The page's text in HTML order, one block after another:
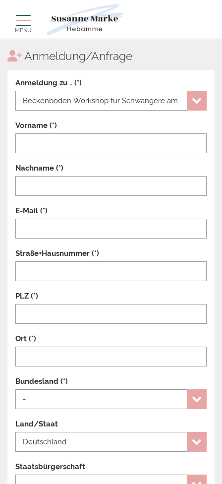
Toggle navigation
MENU
Anmeldung/Anfrage
Anmeldung zu .. (*)
Vorname (*)
Nachname (*)
E-Mail (*)
Straße+Hausnummer (*)
PLZ (*)
Ort (*)
Bundesland (*)
Land/Staat
Staatsbürgerschaft